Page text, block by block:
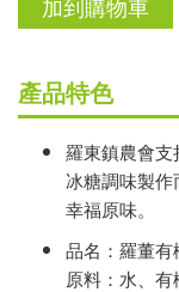
產品特色
羅東鎮農會
冰糖調味製
幸福原味。
品名：羅董有
原料：水、有